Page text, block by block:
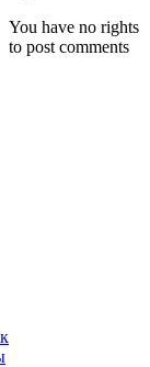
You have no rights
to post comments